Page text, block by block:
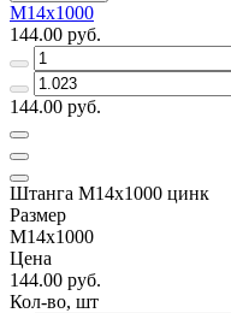
М14х1000
144.00 руб.
144.00 руб.
Штанга М14х1000 цинк
Размер
М14х1000
Цена
144.00 руб.
Кол-во, шт